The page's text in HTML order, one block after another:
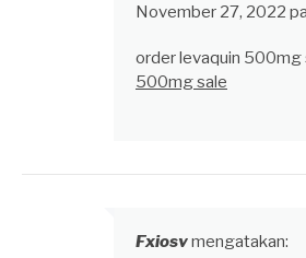
November 27, 2022
order levaquin 500mg
500mg sale
Fxiosvmengatakan: